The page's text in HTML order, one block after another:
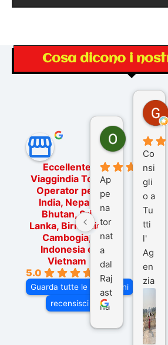
Cosa dicono i
Eccellente
Viaggindia Tour
Operator per
India, Nepal,
Bhutan, Sri
Lanka, Birmania,
Cambogia,
Indonesia e
Vietnam
5.0
Guarda tutte le recensioni
recensisci su
Ornella
6 mesi fa
Ap
pe
na
tor
nat
a
dal
Raj
ast
ha
Co
nsi
gli
o a
Tu
tti
l'
Ag
en
zia
Via
ggI
ndi